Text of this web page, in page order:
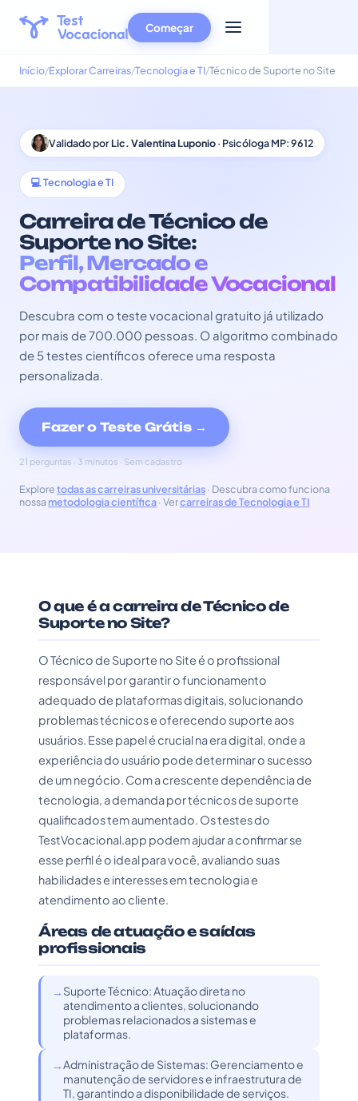
Começar
Início Explorar Carreiras Tecnologia e TI Técnico de Suporte no Site
Validado porLic. Valentina Luponio· Psicóloga MP: 9612
💻 Tecnologia e TI
Carreira de Técnico de
Suporte no Site:
Perfil, Mercado e
Compatibilidade Vocacional
Descubra com o teste vocacional gratuito já utilizado
por mais de 700.000 pessoas. O algoritmo combinado
de 5 testes científicos oferece uma resposta
personalizada.
Fazer o Teste Grátis →
21 perguntas · 3 minutos · Sem cadastro
Exploretodas as carreiras universitárias· Descubra como funciona
nossa metodologia científica· Vercarreiras de Tecnologia e TI
O que é a carreira de Técnico de
Suporte no Site?
O Técnico de Suporte no Site é o profissional
responsável por garantir o funcionamento
adequado de plataformas digitais, solucionando
problemas técnicos e oferecendo suporte aos
usuários. Esse papel é crucial na era digital, onde a
experiência do usuário pode determinar o sucesso
de um negócio. Com a crescente dependência de
tecnologia, a demanda por técnicos de suporte
qualificados tem aumentado. Os testes do
TestVocacional.app podem ajudar a confirmar se
esse perfil é o ideal para você, avaliando suas
habilidades e interesses em tecnologia e
atendimento ao cliente.
Áreas de atuação e saídas
profissionais
Suporte Técnico: Atuação direta no
atendimento a clientes, solucionando
problemas relacionados a sistemas e
plataformas.
Administração de Sistemas: Gerenciamento e
manutenção de servidores e infraestrutura de
TI, garantindo a disponibilidade de serviços.